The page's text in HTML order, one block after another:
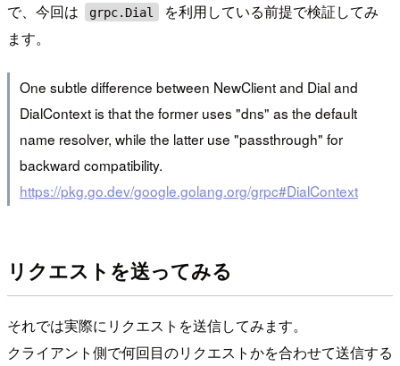
で、今回は
grpc.Dial
を利用している前提で検証してみ
ます。
One subtle difference between NewClient and Dial and
DialContext is that the former uses "dns" as the default
name resolver, while the latter use "passthrough" for
backward compatibility.
https://pkg.go.dev/google.golang.org/grpc#DialContext
リクエストを送ってみる
それでは実際にリクエストを送信してみます。
クライアント側で何回目のリクエストかを合わせて送信する